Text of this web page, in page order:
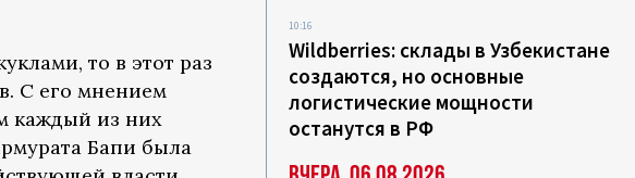
то в этот раз
С его мнением
каждый из них
Бапи была
10:16
Wildberries: склады в Узбекистане
создаются, но основные
логистические мощности
останутся в РФ